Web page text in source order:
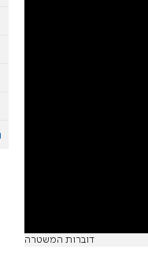
דוברות המשטרה